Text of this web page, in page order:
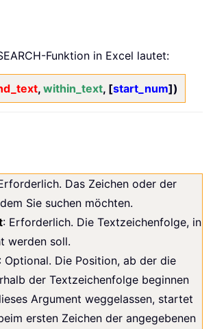
Funktion in Excel lautet:
, within_text, [start_num])
Das Zeichen oder der
Sie suchen möchten.
: Erforderlich. Die Textzeichenfolge, in
werden soll.
: Optional. Die Position, ab der die
der Textzeichenfolge beginnen
Argument weggelassen, startet
ersten Zeichen der angegebenen